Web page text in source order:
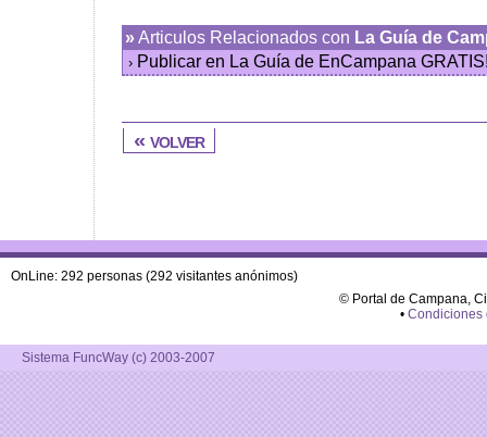
» Articulos Relacionados con La Guía de
› Publicar en La Guía de EnCampana
« volver
OnLine: 292 personas (292 visitantes anónimos)
© Portal de Campana,
• Condiciones
Sistema FuncWay (c) 2003-2007